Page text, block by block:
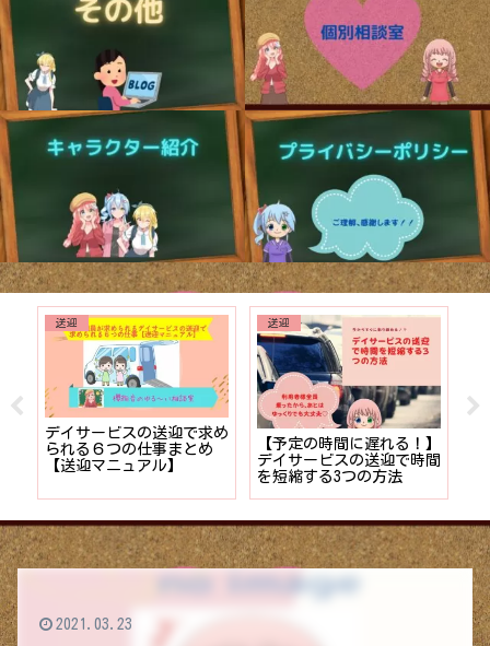
送迎
デイサービスの送迎で求め
られる６つの仕事まとめ
【送迎マニュアル】
送迎
【予定の時間に遅れる！】
デイサービスの送迎で時間
を短縮する3つの方法
2021.03.23